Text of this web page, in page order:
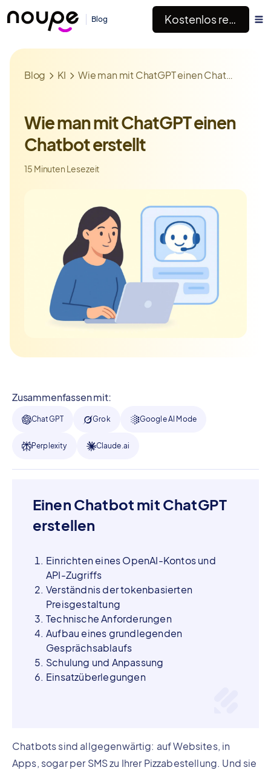
Blog Kostenlos registrieren
Blog KI Wie man mit ChatGPT einen Chatbot erstellt
Wie man mit ChatGPT einen
Chatbot erstellt
15 Minuten Lesezeit
Zusammenfassen mit:
ChatGPT Grok Google AI Mode
Perplexity Claude.ai
Einen Chatbot mit ChatGPT
erstellen
Einrichten eines OpenAI-Kontos und
API-Zugriffs
Verständnis der tokenbasierten
Preisgestaltung
Technische Anforderungen
Aufbau eines grundlegenden
Gesprächsablaufs
Schulung und Anpassung
Einsatzüberlegungen
Chatbots sind allgegenwärtig: auf Websites, in
Apps, sogar per SMS zu Ihrer Pizzabestellung. Und sie